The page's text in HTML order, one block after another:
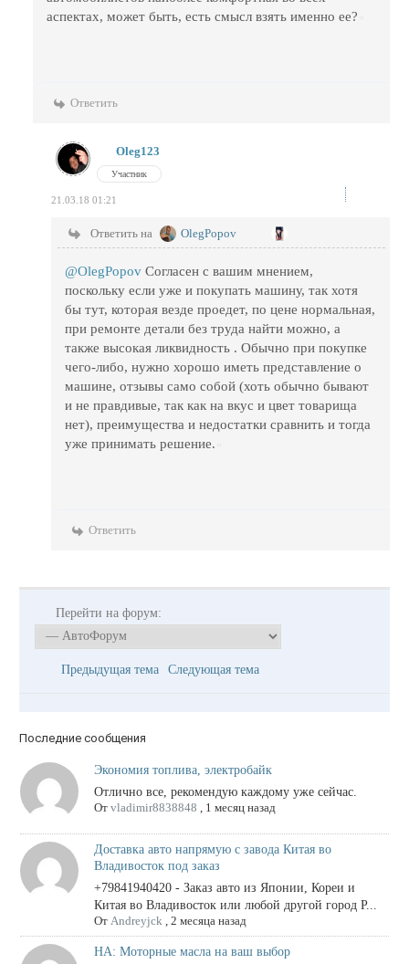
аспектах, может быть, есть смысл взять именно ее?
Ответить
Oleg123
Участник
21.03.18 01:21
Ответить на OlegPopov
@OlegPopov Согласен с вашим мнением,
поскольку если уже и покупать машину, так хотя
бы тут, которая везде проедет, по цене нормальная,
при ремонте детали без труда найти можно, а
также высокая ликвидность . Обычно при покупке
чего-либо, нужно хорошо иметь представление о
машине, отзывы само собой (хоть обычно бывают
и не правдивые, так как на вкус и цвет товарища
нет), преимущества и недостатки сравнить и тогда
уже принимать решение.
Ответить
Перейти на форум:
Предыдущая тема Следующая тема
Последние сообщения
Экономия топлива, электробайк
Отлично все, рекомендую каждому уже сейчас.
От vladimir8838848 , 1 месяц назад
Доставка авто напрямую с завода Китая во
Владивосток под заказ
+79841940420 - Заказ авто из Японии, Кореи и
Китая во Владивосток или любой другой город Р...
От Andreyjck 2 месяца назад
НА: Моторные масла на ваш выбор